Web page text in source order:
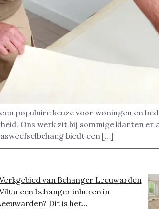
populaire keuze voor woningen en
Ons werk zit bij sommige klanten er
biedt een […]
van Behanger Leeuwarden
u een behanger inhuren in
Dit is het...